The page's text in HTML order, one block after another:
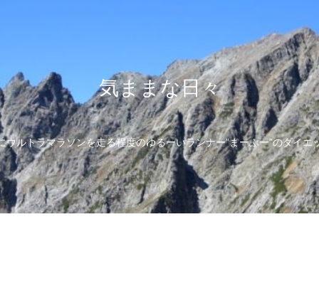
気ままな日々
ウルトラマラソンを走る程度のゆるーいランナー”まーぶー”のダイエ